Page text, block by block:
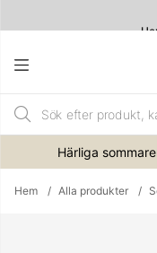
Härliga
Hem Alla produkter